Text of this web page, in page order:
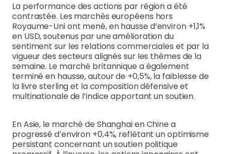
La performance des actions par région a été
contrastée. Les marchés européens hors
Royaume-Uni ont mené, en hausse d’environ +1,1%
en USD, soutenus par une amélioration du
sentiment sur les relations commerciales et par la
vigueur des secteurs alignés sur les thèmes de la
semaine. Le marché britannique a également
terminé en hausse, autour de +0,5%, la faiblesse de
la livre sterling et la composition défensive et
multinationale de l’indice apportant un soutien.
En Asie, le marché de Shanghai en Chine a
progressé d’environ +0,4%, reflétant un optimisme
persistant concernant un soutien politique